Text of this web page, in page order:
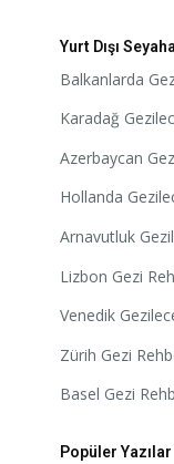
Yurt Dışı
Balkanlarda
Karadağ
Azerbaycan
Hollanda
Arnavutluk
Lizbon Gezi
Venedik
Zürih Gezi
Basel Gezi
Popüler Yazılar